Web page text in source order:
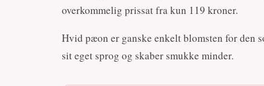
overkommelig prissat fra kun 119 kroner.
Hvid pæon er ganske enkelt blomsten for den
sit eget sprog og skaber smukke minder.